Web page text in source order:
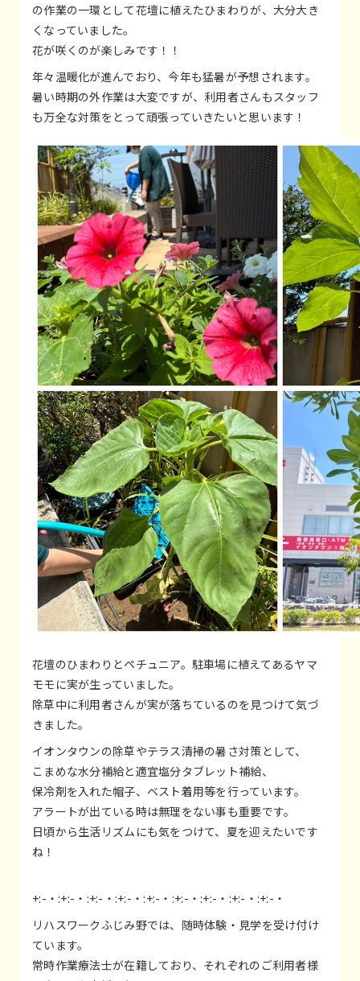
の作業の一環として花壇に植えたひまわりが、大分大き
くなっていました。
花が咲くのが楽しみです！！
年々温暖化が進んでおり、今年も猛暑が予想されます。
暑い時期の外作業は大変ですが、利用者さんもスタッフ
も万全な対策をとって頑張っていきたいと思います！
花壇のひまわりとペチュニア。駐車場に植えてあるヤマ
モモに実が生っていました。
除草中に利用者さんが実が落ちているのを見つけて気づ
きました。
イオンタウンの除草やテラス清掃の暑さ対策として、
こまめな水分補給と適宜塩分タブレット補給、
保冷剤を入れた帽子、ベスト着用等を行っています。
アラートが出ている時は無理をない事も重要です。
日頃から生活リズムにも気をつけて、夏を迎えたいです
ね！
+:-・:+:-・:+:-・:+:-・:+:-・:+:-・:+:-・:+:-・:+:-・
リハスワークふじみ野では、随時体験・見学を受け付け
ています。
常時作業療法士が在籍しており、それぞれのご利用者様